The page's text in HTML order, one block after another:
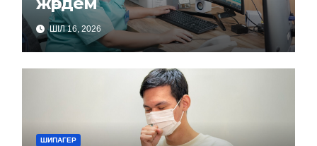
ШІЛ 16, 2026
ШИПАГЕР